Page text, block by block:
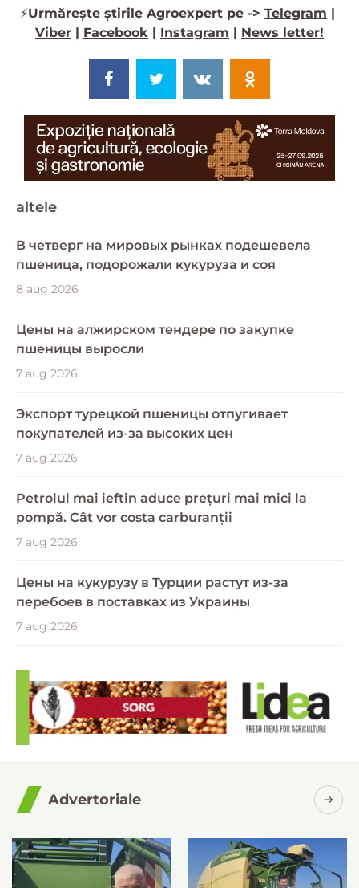
⚡️Urmărește știrile Agroexpert pe -> Telegram |
Viber | Facebook | Instagram | News letter!
altele
В четверг на мировых рынках подешевела
пшеница, подорожали кукуруза и соя
8 aug 2026
Цены на алжирском тендере по закупке
пшеницы выросли
7 aug 2026
Экспорт турецкой пшеницы отпугивает
покупателей из-за высоких цен
7 aug 2026
Petrolul mai ieftin aduce prețuri mai mici la
pompă. Cât vor costa carburanții
7 aug 2026
Цены на кукурузу в Турции растут из-за
перебоев в поставках из Украины
7 aug 2026
Advertoriale